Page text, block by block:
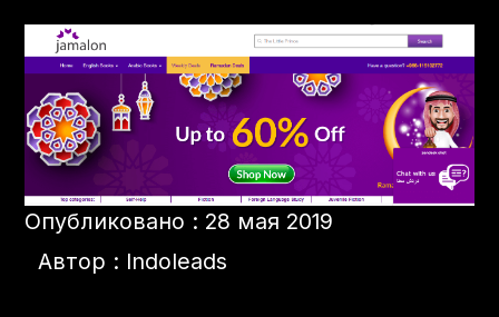
Опубликовано : 28 мая 2019
Автор : Indoleads